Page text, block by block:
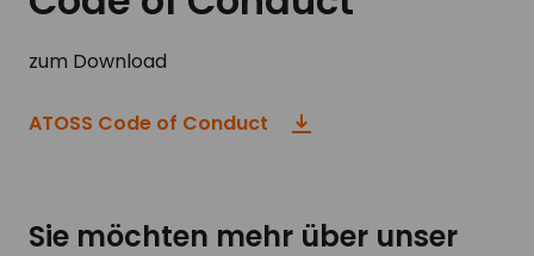
zum Download
ATOSS Code of Conduct
Sie möchten mehr über unser